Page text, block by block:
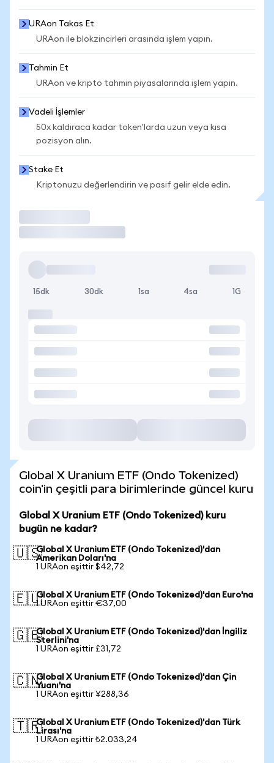
URAon Takas Et
URAon ile blokzincirleri arasında işlem yapın.
Tahmin Et
URAon ve kripto tahmin piyasalarında işlem yapın.
Vadeli İşlemler
50x kaldıraca kadar token'larda uzun veya kısa
pozisyon alın.
Stake Et
Kriptonuzu değerlendirin ve pasif gelir elde edin.
15dk 30dk 1sa 4sa 1G
Global X Uranium ETF (Ondo Tokenized)
coin'in çeşitli para birimlerinde güncel kuru
Global X Uranium ETF (Ondo Tokenized) kuru
bugün ne kadar?
🇺🇸Global X Uranium ETF (Ondo Tokenized)'dan
Amerikan Doları'na
1 URAon eşittir $42,72
🇪🇺Global X Uranium ETF (Ondo Tokenized)'dan Euro'na
1 URAon eşittir €37,00
🇬🇧Global X Uranium ETF (Ondo Tokenized)'dan İngiliz
Sterlini'na
1 URAon eşittir £31,72
🇨🇳Global X Uranium ETF (Ondo Tokenized)'dan Çin
Yuanı'na
1 URAon eşittir ¥288,36
🇹🇷Global X Uranium ETF (Ondo Tokenized)'dan Türk
Lirası'na
1 URAon eşittir ₺2.033,24